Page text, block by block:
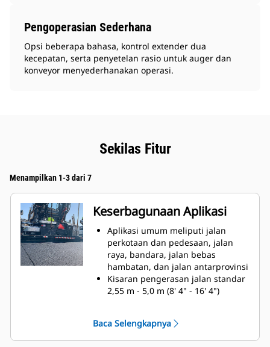
Pengoperasian Sederhana
Opsi beberapa bahasa, kontrol extender dua
kecepatan, serta penyetelan rasio untuk auger dan
konveyor menyederhanakan operasi.
Sekilas Fitur
Menampilkan 1-3 dari 7
Keserbagunaan Aplikasi
Aplikasi umum meliputi jalan
perkotaan dan pedesaan, jalan
raya, bandara, jalan bebas
hambatan, dan jalan antarprovinsi
Kisaran pengerasan jalan standar
2,55 m - 5,0 m (8' 4" - 16' 4")
jalan untuk aplikasi pengerasan
jalan perkotaan dan jalan bebas
Baca Selengkapnya